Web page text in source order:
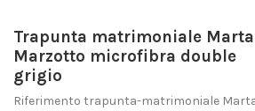
Trapunta matrimoniale Marta
Marzotto microfibra double
grigio
Riferimento trapunta-matrimoniale